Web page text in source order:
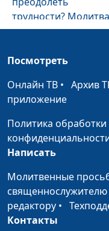
трудности? Молитва
Отче Наш
Вера, действующая
любовью
Кто будет жить
Верую, помоги
неверию
Посмотреть
Онлайн ТВ • Архив
приложение
Политика
Написать
Молитвенные
священнослужителю
редактору •
Контакты